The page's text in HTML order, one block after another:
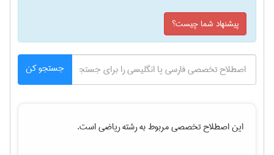
پیشنهاد شما چیست؟
جستجو کن
این اصطلاح تخصصی مربوط به رشتهرياضیاست.